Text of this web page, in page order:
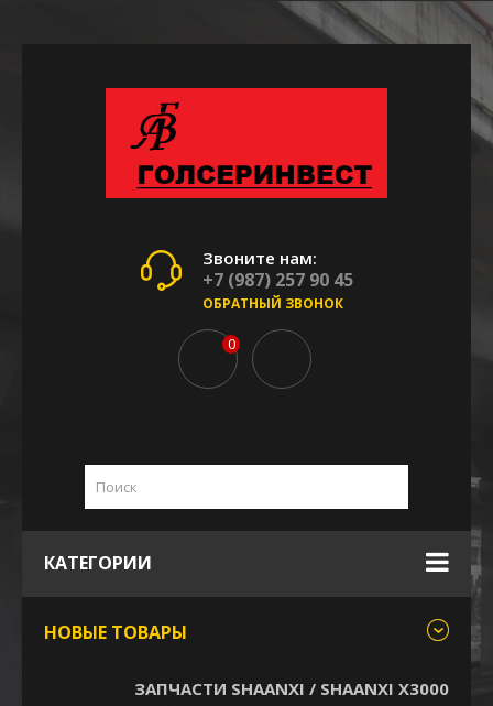
Звоните нам:
+7 (987) 257 90 45
ОБРАТНЫЙ ЗВОНОК
0
КАТЕГОРИИ
НОВЫЕ ТОВАРЫ
ЗАПЧАСТИ SHAANXI / SHAANXI X3000